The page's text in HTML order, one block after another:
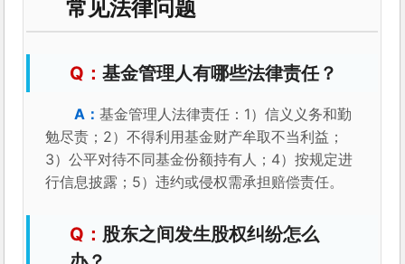
常见法律问题
基金管理人有哪些法律责任？
基金管理人法律责任：1）信义义务和勤
勉尽责；2）不得利用基金财产牟取不当利益；
3）公平对待不同基金份额持有人；4）按规定进
行信息披露；5）违约或侵权需承担赔偿责任。
股东之间发生股权纠纷怎么